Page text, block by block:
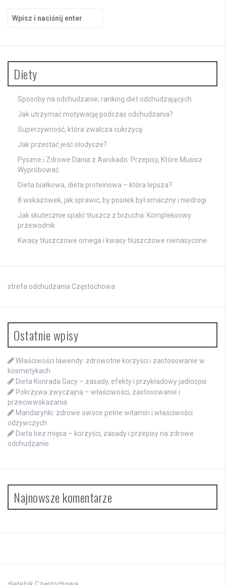
Diety
Sposoby na odchudzanie, ranking diet odchudzających
Jak utrzymać motywację podczas odchudzania?
Superżywność, która zwalcza cukrzycę
Jak przestać jeść słodycze?
Pyszne i Zdrowe Dania z Awokado: Przepisy, Które Musisz
Wypróbować
Dieta białkowa, dieta proteinowa – która lepsza?
8 wskazówek, jak sprawić, by posiłek był smaczny i niedrogi
Jak skutecznie spalić tłuszcz z brzucha: Kompleksowy
przewodnik
Kwasy tłuszczowe omega i kwasy tłuszczowe nienasycone
strefa odchudzania Częstochowa
Ostatnie wpisy
Właściwości lawendy: zdrowotne korzyści i zastosowanie w
kosmetykach
Dieta Konrada Gacy – zasady, efekty i przykładowy jadłospis
Pokrzywa zwyczajna – właściwości, zastosowanie i
przeciwwskazania
Mandarynki: zdrowe owoce pełne witamin i właściwości
odżywczych
Dieta bez mięsa – korzyści, zasady i przepisy na zdrowe
odchudzanie
Najnowsze komentarze